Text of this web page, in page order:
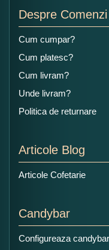
Ce nota acordati
Copiati alaturi
Despre Comenzi
Cum cumpar?
Cum platesc?
Cum livram?
Unde livram?
Politica de returnare
Articole Blog
Articole Cofetarie
Candybar
Configureaza candybar